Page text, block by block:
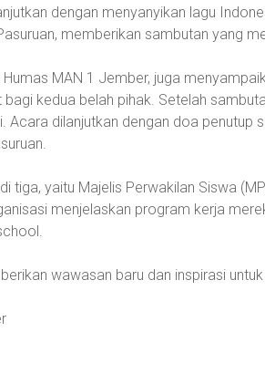
dengan menyanyikan lagu
memberikan sambutan yang
MAN 1 Jember, juga
kedua belah pihak. Setelah
Acara dilanjutkan dengan doa
tiga, yaitu Majelis Perwakilan Siswa
menjelaskan program kerja
wawasan baru dan inspirasi